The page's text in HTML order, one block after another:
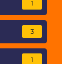
1
3
1